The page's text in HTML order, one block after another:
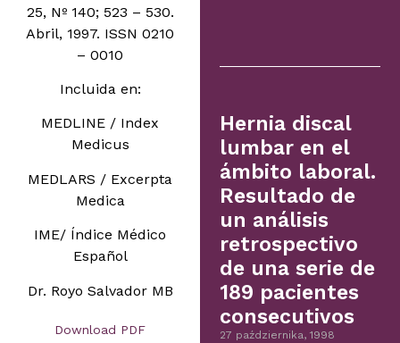
25, Nº 140; 523 – 530.
Abril, 1997. ISSN 0210
– 0010
Incluida en:
MEDLINE / Index
Medicus
MEDLARS / Excerpta
Medica
IME/ Índice Médico
Español
Dr. Royo Salvador MB
Download PDF
Hernia discal
lumbar en el
ámbito laboral.
Resultado de
un análisis
retrospectivo
de una serie de
189 pacientes
consecutivos
27 października, 1998